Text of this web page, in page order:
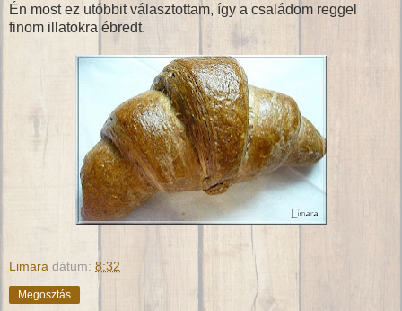
Én most ez utóbbit választottam, így a családom reggel
finom illatokra ébredt.
Limara dátum: 8:32
Megosztás